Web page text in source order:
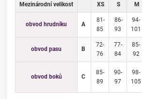
Mezinárodní velikost XS S M
obvod hrudníku A
81-
85
86-
93
94-
101
obvod pasu B
72-
76
77-
84
85-
92
obvod boků C
85-
89
90-
97
98-
105